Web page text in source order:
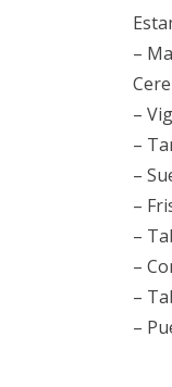
–
–
–
–
–
–
–
–
–